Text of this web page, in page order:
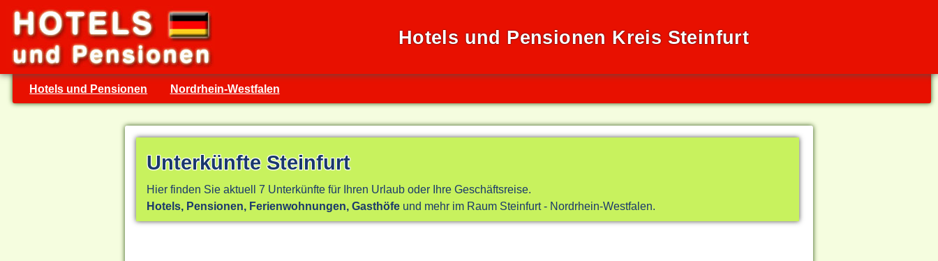
Hotels und Pensionen Kreis Steinfurt
Hotels und Pensionen Nordrhein-Westfalen
Unterkünfte Steinfurt
Hier finden Sie aktuell 7 Unterkünfte für Ihren Urlaub oder Ihre Geschäftsreise.
Hotels, Pensionen, Ferienwohnungen, Gasthöfe und mehr im Raum Steinfurt - Nordrhein-Westfalen.